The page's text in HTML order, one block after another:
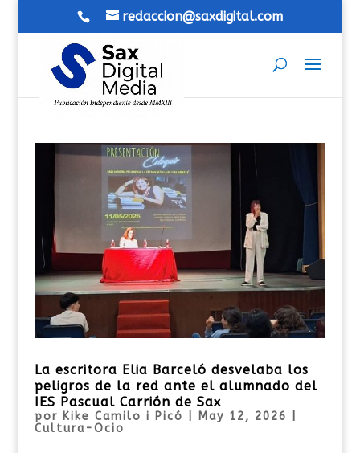
redaccion@saxdigital.com
La escritora Elia Barceló desvelaba los
peligros de la red ante el alumnado del
IES Pascual Carrión de Sax
por Kike Camilo i Picó May 12, 2026
Cultura-Ocio